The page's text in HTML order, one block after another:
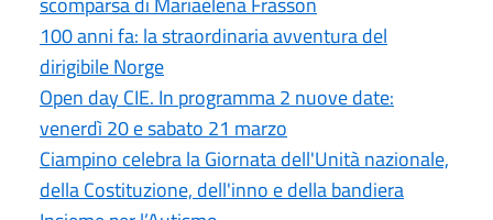
100 anni fa: la straordinaria avventura del
dirigibile Norge
Open day CIE. In programma 2 nuove date:
venerdì 20 e sabato 21 marzo
Ciampino celebra la Giornata dell'Unità nazionale,
della Costituzione, dell'inno e della bandiera